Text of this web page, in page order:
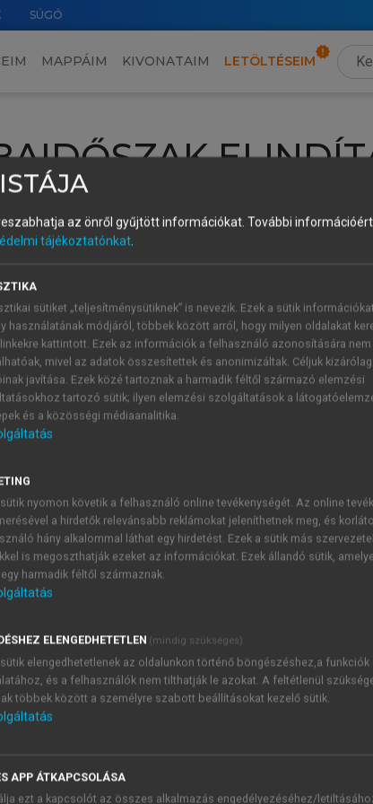
SÚGÓ
MAPPÁIM KIVONATAIM LETÖLTÉSEIM
lépj be a saját fiókoddal, iskolai azonosítóddal vagy
1 óra díjmentes hozzáférésrevagy
vagy hozz
után a
ÚJ FIÓK
1 óra
JELSZÓ
Kérek értesítést a MeRSZ
Kérek értesítést az
az önről gyűjtött információkat. További
tájékoztatónkat.
sütiket „teljesítménysütiknek” is nevezik. Ezek a sütik
használatának módjáról, többek között arról, hogy milyen oldalakat
kattintott. Ezek az információk a felhasználó azonosítására nem
mivel az adatok összesítettek és anonimizáltak. Céljuk
javítása. Ezek közé tartoznak a harmadik féltől származó elemzési
tartozó sütik; ilyen elemzési szolgáltatások a
és a közösségi médiaanalitika.
sütik nyomon követik a felhasználó online tevékenységét. Az online
a hirdetők relevánsabb reklámokat jeleníthetnek meg, és
hány alkalommal láthat egy hirdetést. Ezek a sütik más
is megoszthatják ezeket az információkat. Ezek állandó sütik,
harmadik féltől származnak.
ELENGEDHETETLEN (mindig szükséges)
sütik elengedhetetlenek az oldalunkon történő böngészéshez,a funkciók
és a felhasználók nem tilthatják le azokat. A feltétlenül
többek között a személyre szabott beállításokat kezelő sütik.
APP ÁTKAPCSOLÁSA
ezt a kapcsolót az összes alkalmazás engedélyezéséhez/